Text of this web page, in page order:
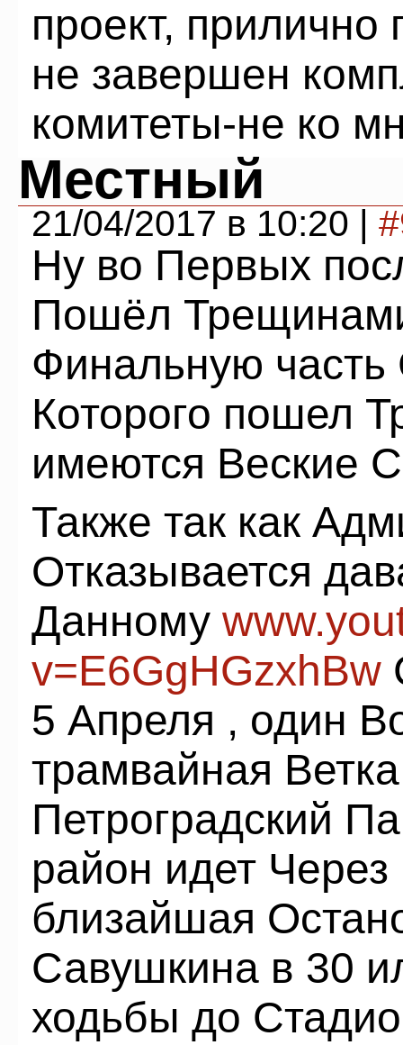
проект,
не завершен
комитеты-не ко
Местный
21/04/2017 в 10:20 |
Ну во Первых
Пошёл
Финальную часть
Которого пошел
имеются Веские
Также так как
Отказывается
Данному
v=E6GgHGzxhBw
5 Апреля , один
трамвайная
Петроградский
район идет
близайшая
Савушкина в 30
ходьбы до